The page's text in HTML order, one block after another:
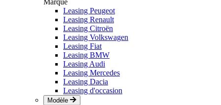
Marque
Leasing Peugeot
Leasing Renault
Leasing Citroën
Leasing Volkswagen
Leasing Fiat
Leasing BMW
Leasing Audi
Leasing Mercedes
Leasing Dacia
Leasing d'occasion
Modèle